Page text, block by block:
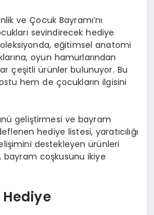
ve Çocuk Bayramı’nı
sevindirecek hediye
eğitimsel anatomi
oyun hamurlarından
çeşitli ürünler bulunuyor. Bu
hem de çocukların ilgisini
geliştirmesi ve bayram
hediye listesi, yaratıcılığı
destekleyen ürünleri
bayram coşkusunu ikiye